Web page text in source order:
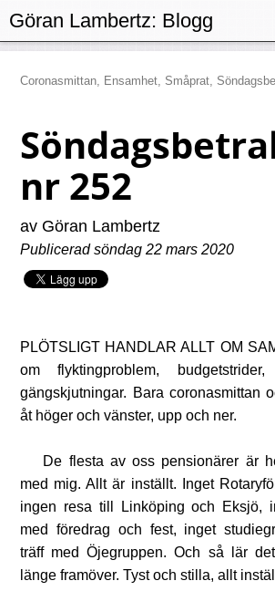
Coronasmittan, Ensamhet, Småprat,
nr 252
av Göran Lambertz
Publicerad söndag 22 mars 2020
Plötsligt handlar allt om
om flyktingproblem,
gängskjutningar. Bara coronasmittan
åt höger och vänster, upp och ner.
De flesta av oss pensionärer är
med mig. Allt är inställt. Inget
ingen resa till Linköping och Eksjö,
med föredrag och fest, inget
träff med Öjegruppen. Och så lär
länge framöver. Tyst och stilla, allt
Göran Lambertz: Blogg